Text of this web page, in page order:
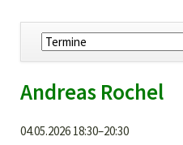
Navigation
überspringen
Andreas Rochel
04.05.2026 18:30–20:30